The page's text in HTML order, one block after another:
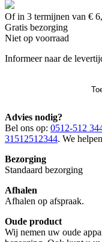
Of in 3 termijnen van €
Gratis bezorging
Niet op voorraad
Informeer naar de
Advies nodig?
Bel ons op: 0512-512
31512512344. We
Bezorging
Standaard bezorging
Afhalen
Afhalen op afspraak.
Oude product
Wij nemen uw oude